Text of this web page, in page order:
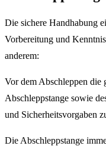
Die sichere Handhabung
Vorbereitung und
anderem:
Vor dem Abschleppen die
Abschleppstange sowie
und Sicherheitsvorgaben
Die Abschleppstange